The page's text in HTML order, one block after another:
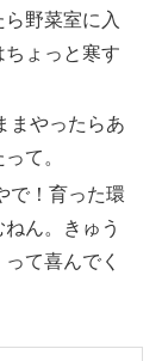
野菜室に入
ょっと寒す
まやったらあ
て。
で！育った環
ん。きゅう
て喜んでく